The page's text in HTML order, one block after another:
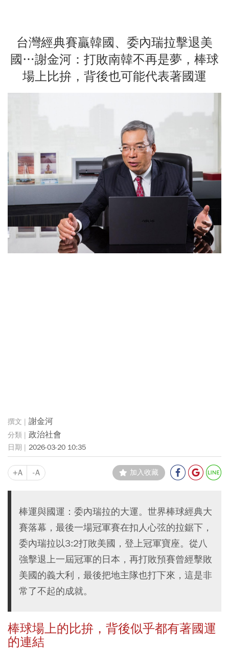
台灣經典賽贏韓國、委內瑞拉擊退美
國…謝金河：打敗南韓不再是夢，棒球
場上比拚，背後也可能代表著國運
謝金河
政治社會
2026-03-20 10:35
+A -A 加入收藏
棒運與國運：委內瑞拉的大運。世界棒球經典大
賽落幕，最後一場冠軍賽在扣人心弦的拉鋸下，
委內瑞拉以3:2打敗美國，登上冠軍寶座。從八
強擊退上一屆冠軍的日本，再打敗預賽曾經擊敗
美國的義大利，最後把地主隊也打下來，這是非
常了不起的成就。
棒球場上的比拚，背後似乎都有著國運
的連結